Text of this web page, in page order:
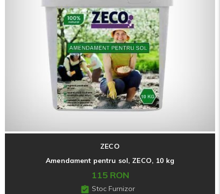
ZECO
Amendament pentru sol, ZECO, 10 kg
115 RON
Stoc Furnizor